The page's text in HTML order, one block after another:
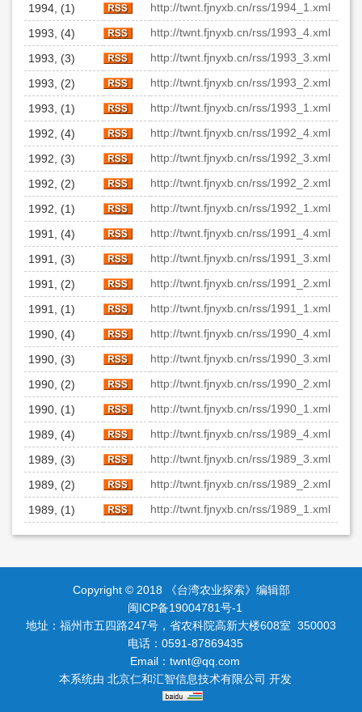
1994, (1)
http://twnt.fjnyxb.cn/rss/1994_1.xml
1993, (4)
http://twnt.fjnyxb.cn/rss/1993_4.xml
1993, (3)
http://twnt.fjnyxb.cn/rss/1993_3.xml
1993, (2)
http://twnt.fjnyxb.cn/rss/1993_2.xml
1993, (1)
http://twnt.fjnyxb.cn/rss/1993_1.xml
1992, (4)
http://twnt.fjnyxb.cn/rss/1992_4.xml
1992, (3)
http://twnt.fjnyxb.cn/rss/1992_3.xml
1992, (2)
http://twnt.fjnyxb.cn/rss/1992_2.xml
1992, (1)
http://twnt.fjnyxb.cn/rss/1992_1.xml
1991, (4)
http://twnt.fjnyxb.cn/rss/1991_4.xml
1991, (3)
http://twnt.fjnyxb.cn/rss/1991_3.xml
1991, (2)
http://twnt.fjnyxb.cn/rss/1991_2.xml
1991, (1)
http://twnt.fjnyxb.cn/rss/1991_1.xml
1990, (4)
http://twnt.fjnyxb.cn/rss/1990_4.xml
1990, (3)
http://twnt.fjnyxb.cn/rss/1990_3.xml
1990, (2)
http://twnt.fjnyxb.cn/rss/1990_2.xml
1990, (1)
http://twnt.fjnyxb.cn/rss/1990_1.xml
1989, (4)
http://twnt.fjnyxb.cn/rss/1989_4.xml
1989, (3)
http://twnt.fjnyxb.cn/rss/1989_3.xml
1989, (2)
http://twnt.fjnyxb.cn/rss/1989_2.xml
1989, (1)
http://twnt.fjnyxb.cn/rss/1989_1.xml
Copyright © 2018 《台湾农业探索》编辑部
闽ICP备19004781号-1
地址：福州市五四路247号，省农科院高新大楼608室 350003
电话：0591-87869435
Email： twnt@qq.com
本系统由 北京仁和汇智信息技术有限公司 开发